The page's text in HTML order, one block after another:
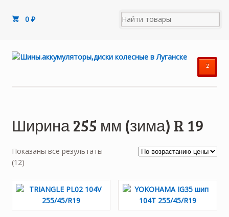
0₽
²
Ширина 255 мм (зима) R 19
Показаны все результаты
(12)Цены:
возрастанию